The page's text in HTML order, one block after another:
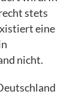
stets
eine
nicht.